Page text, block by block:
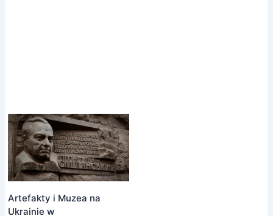
Artefakty i Muzea na
Ukrainie w